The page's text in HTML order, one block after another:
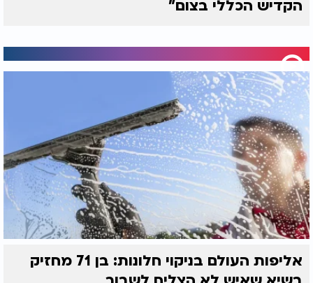
הקדיש הכללי בצום"
אליפות העולם בניקוי חלונות: בן 71 מחזיק